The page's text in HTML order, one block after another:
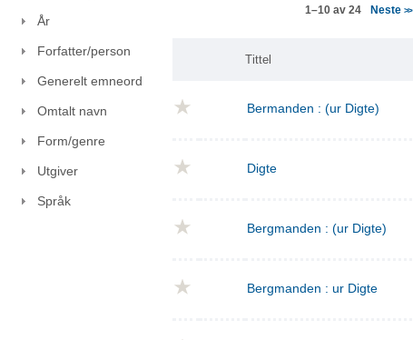
År
Forfatter/person
Generelt emneord
Omtalt navn
Form/genre
Utgiver
Språk
1–10 av 24 Neste>>
Tittel
Bermanden : (ur Digte)
Digte
Bergmanden : (ur Digte)
Bergmanden : ur Digte